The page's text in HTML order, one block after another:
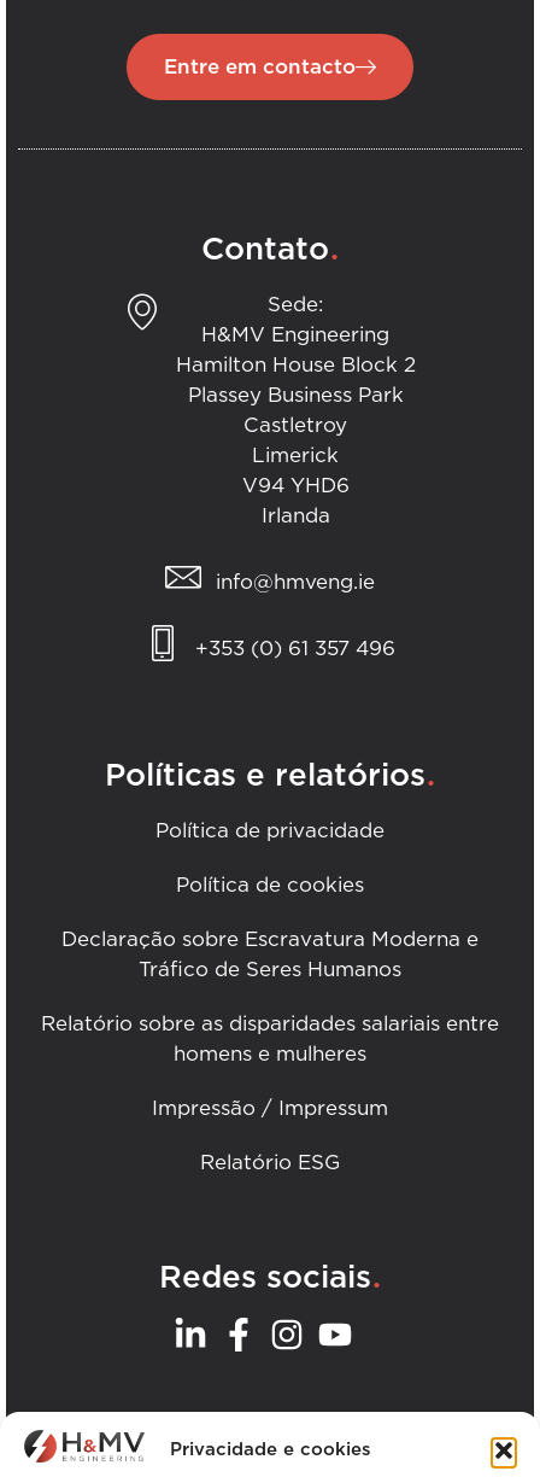
Privacidade e cookies
Entre em contacto
Contato.
Sede:
H&MV Engineering
Hamilton House Block 2
Plassey Business Park
Castletroy
Limerick
V94 YHD6
Irlanda
info@hmveng.ie
+353 (0) 61 357 496
Políticas e relatórios.
Política de privacidade
Política de cookies
Declaração sobre Escravatura Moderna e
Tráfico de Seres Humanos
Relatório sobre as disparidades salariais entre
homens e mulheres
Impressão / Impressum
Relatório ESG
Redes sociais.
Os nossos escritórios .